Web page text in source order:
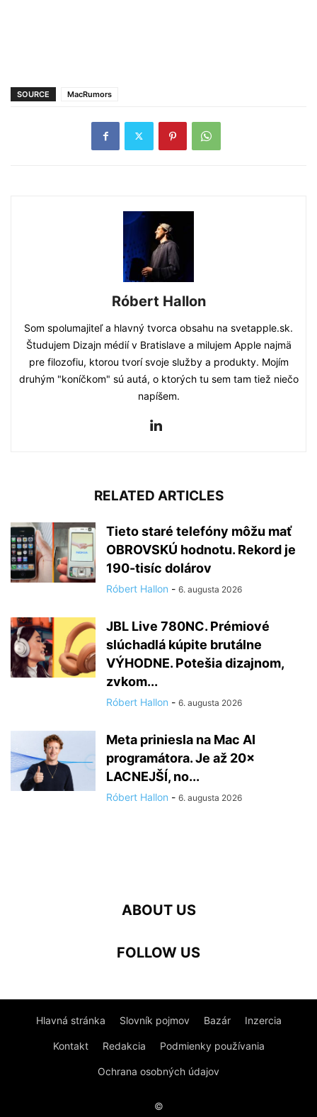
SOURCE MacRumors
Róbert Hallon
Som spolumajiteľ a hlavný tvorca obsahu na svetapple.sk.
Študujem Dizajn médií v Bratislave a milujem Apple najmä
pre filozofiu, ktorou tvorí svoje služby a produkty. Mojím
druhým "koníčkom" sú autá, o ktorých tu sem tam tiež niečo
napíšem.
RELATED ARTICLES
Tieto staré telefóny môžu mať
OBROVSKÚ hodnotu. Rekord je
190-tisíc dolárov
Róbert Hallon - 6. augusta 2026
JBL Live 780NC. Prémiové
slúchadlá kúpite brutálne
VÝHODNE. Potešia dizajnom,
zvkom...
Róbert Hallon - 6. augusta 2026
Meta priniesla na Mac AI
programátora. Je až 20×
LACNEJŠÍ, no...
Róbert Hallon - 6. augusta 2026
ABOUT US
FOLLOW US
Hlavná stránka Slovník pojmov Bazár Inzercia
Kontakt Redakcia Podmienky používania
Ochrana osobných údajov
©